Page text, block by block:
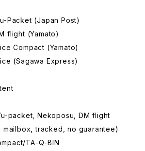
Packet (Japan Post)
flight (Yamato)
Compact (Yamato)
(Sagawa Express)
packet, Nekoposu, DM flight
mailbox, tracked, no guarantee)
TA-Q-BIN